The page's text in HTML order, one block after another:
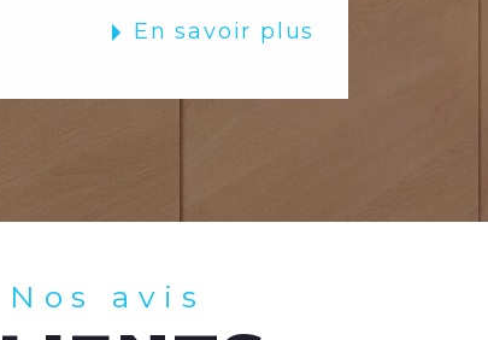
En savoir plus
Nos avis